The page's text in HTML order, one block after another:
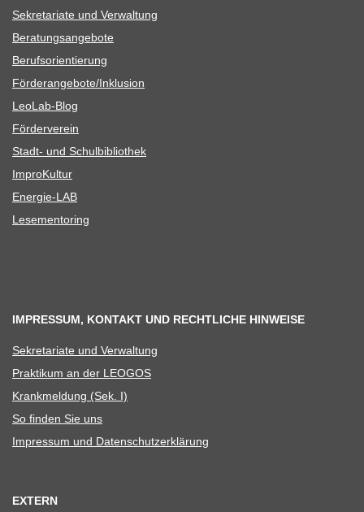
Sekre­ta­riate und Verwaltung
Bera­tungs­an­ge­bote
Berufs­ori­en­tie­rung
Förderangebote/​​Inklusion
Leo­Lab-Blog
För­der­ver­ein
Stadt- und Schulbibliothek
Impro­Kul­tur
Ener­­gie-LAB
Lese­men­to­ring
IMPRESSUM, KONTAKT UND RECHTLICHE HINWEISE
Sekre­ta­riate und Verwaltung
Prak­ti­kum an der LEOGOS
Krank­mel­dung (Sek. I)
So fin­den Sie uns
Impres­sum und Datenschutzerklärung
EXTERN